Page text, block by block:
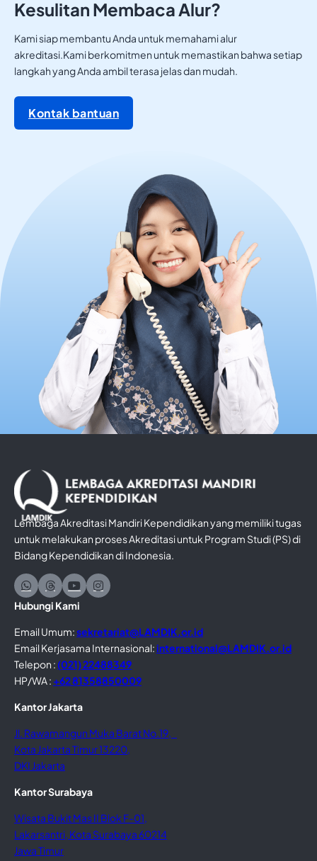
Kesulitan Membaca Alur?
Kami siap membantu Anda untuk memahami alur
akreditasi.Kami berkomitmen untuk memastikan bahwa setiap
langkah yang Anda ambil terasa jelas dan mudah.
Kontak bantuan
Lembaga Akreditasi Mandiri Kependidikan yang memiliki tugas
untuk melakukan proses Akreditasi untuk Program Studi (PS) di
Bidang Kependidikan di Indonesia.
Hubungi Kami
Email Umum:sekretariat@LAMDIK.or.id
Email Kerjasama Internasional:international@LAMDIK.or.id
Telepon : (021) 22488349
HP/WA : +62 81358850009
Kantor Jakarta
Jl. Rawamangun Muka Barat No.19,
Kota Jakarta Timur 13220,
DKI Jakarta
Kantor Surabaya
Wisata Bukit Mas II Blok F-01,
Lakarsantri, Kota Surabaya 60214
Jawa Timur